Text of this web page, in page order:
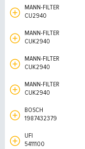
MANN-FILTER
CU2940
MANN-FILTER
CUK2940
MANN-FILTER
CUK2940
MANN-FILTER
CUK2940
BOSCH
1987432379
UFI
5411100